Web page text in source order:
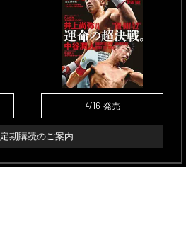
4/16 発売
期購読のご案内